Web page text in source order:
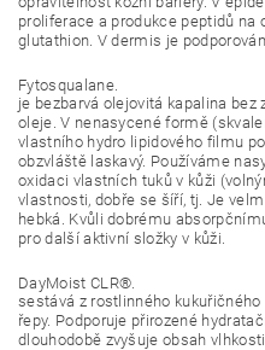
proliferace a produkce peptidů na
glutathion. V dermis je
Fytosqualane.
je bezbarvá olejovitá kapalina bez
oleje. V nenasycené formě
vlastního hydro lipidového filmu
obzvláště laskavý. Používáme
oxidaci vlastních tuků v kůži
vlastnosti, dobře se šíří, tj. Je
hebká. Kvůli dobrému
pro další aktivní složky v kůži.
DayMoist CLR®.
sestává z rostlinného
řepy. Podporuje přirozené
dlouhodobě zvyšuje obsah